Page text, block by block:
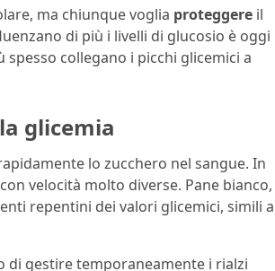
ma chiunque voglia proteggere il
di più i livelli di glucosio è oggi
collegano i picchi glicemici a
glicemia
lo zucchero nel sangue. In
velocità molto diverse. Pane bianco,
repentini dei valori glicemici, simili a
di gestire temporaneamente i rialzi